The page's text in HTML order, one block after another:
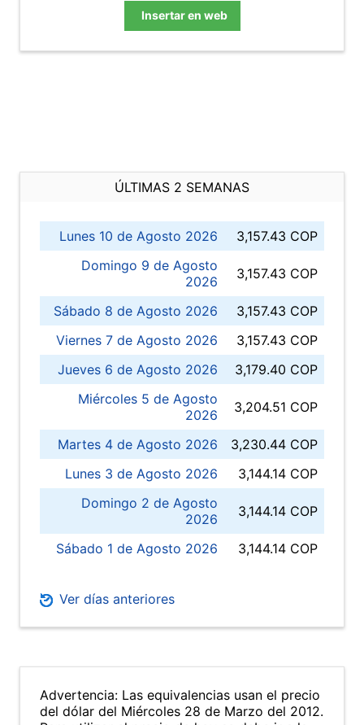
Insertar en web
ÚLTIMAS 2 SEMANAS
Lunes 10 de Agosto 2026
3,157.43 COP
Domingo 9 de Agosto
2026
3,157.43 COP
Sábado 8 de Agosto 2026
3,157.43 COP
Viernes 7 de Agosto 2026
3,157.43 COP
Jueves 6 de Agosto 2026
3,179.40 COP
Miércoles 5 de Agosto
2026
3,204.51 COP
Martes 4 de Agosto 2026
3,230.44 COP
Lunes 3 de Agosto 2026
3,144.14 COP
Domingo 2 de Agosto
2026
3,144.14 COP
Sábado 1 de Agosto 2026 3,144.14 COP
Ver días anteriores
Advertencia: Las equivalencias usan el precio
del dólar del Miércoles 28 de Marzo del 2012.